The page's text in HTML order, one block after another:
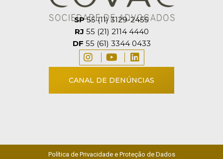
CANAL DE DENÚNCIAS
SP55 (11) 3129-2455
RJ 55 (21) 2114 4440
DF 55 (61) 3344 0433
Política de Privacidade e Proteção de Dados